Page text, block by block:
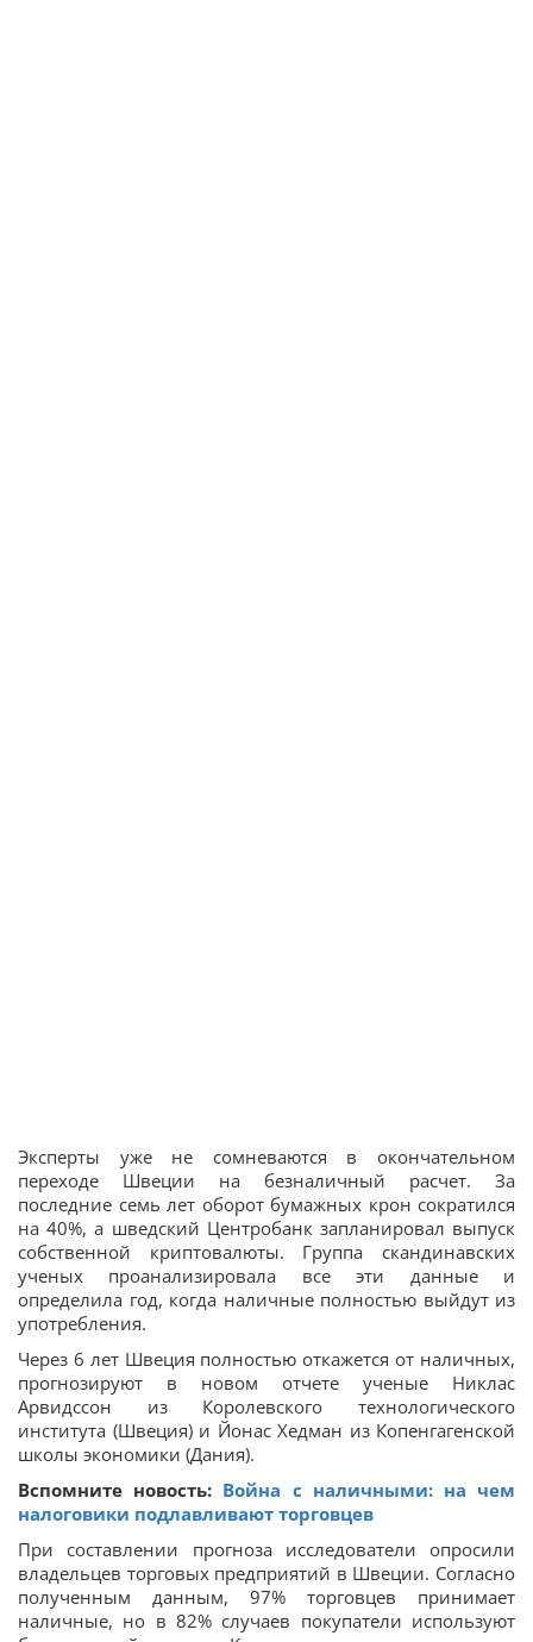
Эксперты уже не сомневаются в окончательном
переходе Швеции на безналичный расчет. За
последние семь лет оборот бумажных крон сократился
на 40%, а шведский Центробанк запланировал выпуск
собственной криптовалюты. Группа скандинавских
ученых проанализировала все эти данные и
определила год, когда наличные полностью выйдут из
употребления.
Через 6 лет Швеция полностью откажется от наличных,
прогнозируют в новом отчете ученые Никлас
Арвидссон из Королевского технологического
института (Швеция) и Йонас Хедман из Копенгагенской
школы экономики (Дания).
Вспомните новость: Война с наличными: на чем
налоговики подлавливают торговцев
При составлении прогноза исследователи опросили
владельцев торговых предприятий в Швеции. Согласно
полученным данным, 97% торговцев принимает
наличные, но в 82% случаев покупатели используют